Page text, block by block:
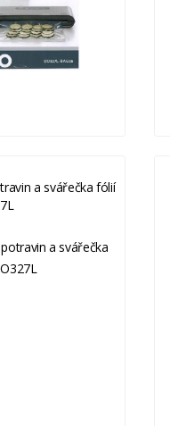
a svářečka fólií